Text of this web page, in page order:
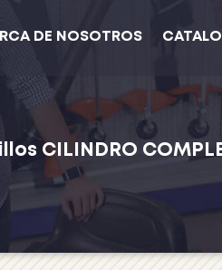
DE NOSOTROS
CILINDRO